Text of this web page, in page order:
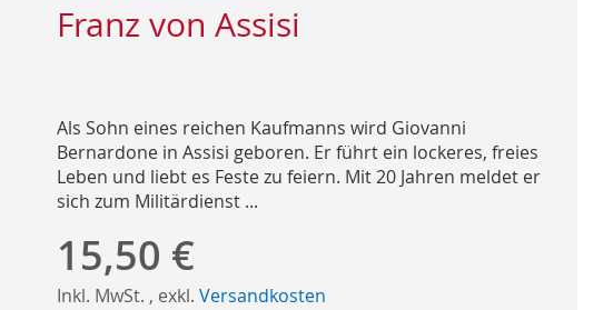
Franz von Assisi
Als Sohn eines reichen Kaufmanns wird Giovanni
Bernardone in Assisi geboren. Er führt ein lockeres, freies
Leben und liebt es Feste zu feiern. Mit 20 Jahren meldet er
sich zum Militärdienst ...
15,50 €
Inkl. MwSt. , exkl. Versandkosten